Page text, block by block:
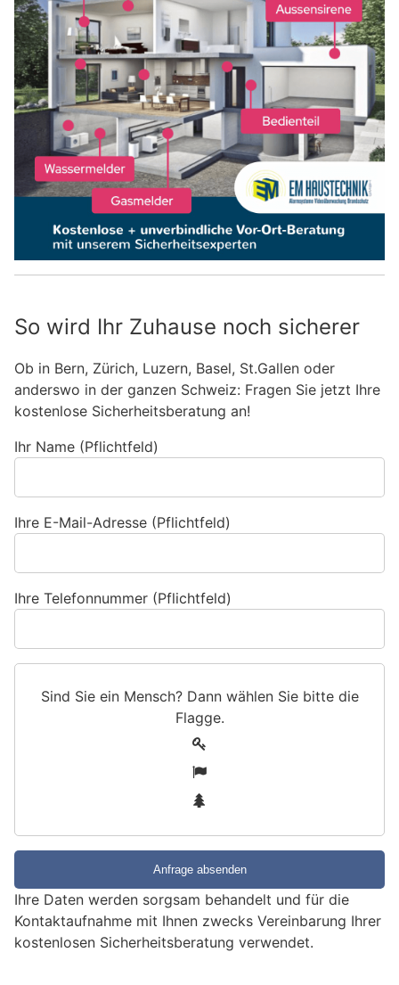
So wird Ihr Zuhause noch sicherer
Ob in Bern, Zürich, Luzern, Basel, St.Gallen oder
anderswo in der ganzen Schweiz: Fragen Sie jetzt Ihre
kostenlose Sicherheitsberatung an!
Ihr Name (Pflichtfeld)
Ihre E-Mail-Adresse (Pflichtfeld)
Ihre Telefonnummer (Pflichtfeld)
Sind Sie ein Mensch? Dann wählen Sie bitte die
Flagge.
e
i
n
M
Ihre Daten werden sorgsam behandelt und für die
Kontaktaufnahme mit Ihnen zwecks Vereinbarung Ihrer
kostenlosen Sicherheitsberatung verwendet.